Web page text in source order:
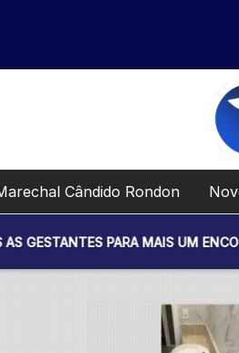
Cândido Rondon
MAIS UM ENCONTRO DO